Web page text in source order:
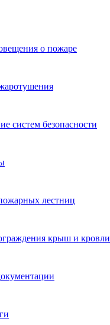
о пожаре
систем безопасности
лестниц
крыш и кровли